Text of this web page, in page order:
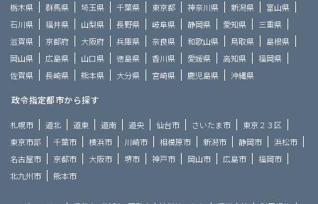
栃木県
群馬県 埼玉県 千葉県 東京都 神奈川県 新潟県
富山県
石川県
福井県 山梨県 長野県 岐阜県 静岡県 愛知県
三重県
滋賀県
京都府 大阪府 兵庫県 奈良県 和歌山県 鳥取県
島根県
岡山県
広島県 山口県 徳島県 香川県 愛媛県 高知県
福岡県
佐賀県
長崎県 熊本県 大分県 宮崎県 鹿児島県 沖縄県
政令指定都市から探す
札幌市 道北 道東 道南 道央 仙台市 さいたま市
東京２３区
東京市部
千葉市 横浜市 川崎市 相模原市 新潟市 静岡市
浜松市
名古屋市
京都市 大阪市 堺市 神戸市 岡山市 広島市
福岡市
北九州市
熊本市